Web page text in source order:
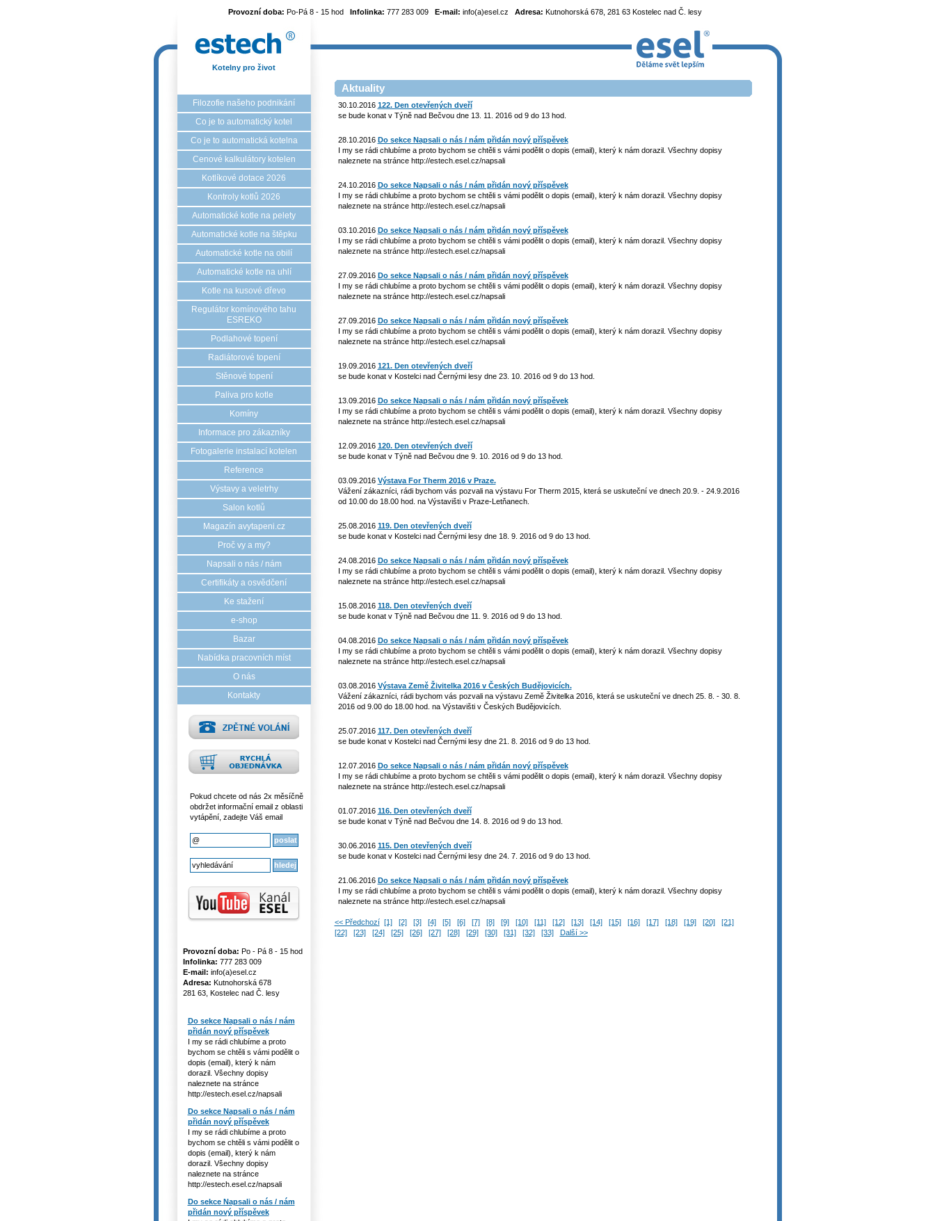
Provozní doba: Po-Pá 8 - 15 hod Infolinka: 777 283 009 E-mail: info(a)esel.cz Adresa: Kutnohorská 678, 281 63 Kostelec nad Č. lesy
Kotelny pro život
Filozofie našeho podnikání
Co je to automatický kotel
Co je to automatická kotelna
Cenové kalkulátory kotelen
Kotlíkové dotace 2026
Kontroly kotlů 2026
Automatické kotle na pelety
Automatické kotle na štěpku
Automatické kotle na obilí
Automatické kotle na uhlí
Kotle na kusové dřevo
Regulátor komínového tahu
ESREKO
Podlahové topení
Radiátorové topení
Stěnové topení
Paliva pro kotle
Komíny
Informace pro zákazníky
Fotogalerie instalací kotelen
Reference
Výstavy a veletrhy
Salon kotlů
Magazín avytapeni.cz
Proč vy a my?
Napsali o nás / nám
Certifikáty a osvědčení
Ke stažení
e-shop
Bazar
Nabídka pracovních míst
O nás
Kontakty
Pokud chcete od nás 2x měsíčně
obdržet informační email z oblasti
vytápění, zadejte Váš email
Provozní doba: Po - Pá 8 - 15 hod
Infolinka: 777 283 009
E-mail: info(a)esel.cz
Adresa: Kutnohorská 678
281 63, Kostelec nad Č. lesy
Do sekce Napsali o nás / nám
přidán nový příspěvek
I my se rádi chlubíme a proto
bychom se chtěli s vámi podělit o
dopis (email), který k nám
dorazil. Všechny dopisy
naleznete na stránce
http://estech.esel.cz/napsali
Do sekce Napsali o nás / nám
přidán nový příspěvek
I my se rádi chlubíme a proto
bychom se chtěli s vámi podělit o
dopis (email), který k nám
dorazil. Všechny dopisy
naleznete na stránce
http://estech.esel.cz/napsali
Do sekce Napsali o nás / nám
přidán nový příspěvek
Aktuality
30.10.2016 122. Den otevřených dveří
se bude konat v Týně nad Bečvou dne 13. 11. 2016 od 9 do 13 hod.
28.10.2016 Do sekce Napsali o nás / nám přidán nový příspěvek
I my se rádi chlubíme a proto bychom se chtěli s vámi podělit o dopis (email), který k nám dorazil. Všechny dopisy
naleznete na stránce http://estech.esel.cz/napsali
24.10.2016 Do sekce Napsali o nás / nám přidán nový příspěvek
I my se rádi chlubíme a proto bychom se chtěli s vámi podělit o dopis (email), který k nám dorazil. Všechny dopisy
naleznete na stránce http://estech.esel.cz/napsali
03.10.2016 Do sekce Napsali o nás / nám přidán nový příspěvek
I my se rádi chlubíme a proto bychom se chtěli s vámi podělit o dopis (email), který k nám dorazil. Všechny dopisy
naleznete na stránce http://estech.esel.cz/napsali
27.09.2016 Do sekce Napsali o nás / nám přidán nový příspěvek
I my se rádi chlubíme a proto bychom se chtěli s vámi podělit o dopis (email), který k nám dorazil. Všechny dopisy
naleznete na stránce http://estech.esel.cz/napsali
27.09.2016 Do sekce Napsali o nás / nám přidán nový příspěvek
I my se rádi chlubíme a proto bychom se chtěli s vámi podělit o dopis (email), který k nám dorazil. Všechny dopisy
naleznete na stránce http://estech.esel.cz/napsali
19.09.2016 121. Den otevřených dveří
se bude konat v Kostelci nad Černými lesy dne 23. 10. 2016 od 9 do 13 hod.
13.09.2016 Do sekce Napsali o nás / nám přidán nový příspěvek
I my se rádi chlubíme a proto bychom se chtěli s vámi podělit o dopis (email), který k nám dorazil. Všechny dopisy
naleznete na stránce http://estech.esel.cz/napsali
12.09.2016 120. Den otevřených dveří
se bude konat v Týně nad Bečvou dne 9. 10. 2016 od 9 do 13 hod.
03.09.2016 Výstava For Therm 2016 v Praze.
Vážení zákazníci, rádi bychom vás pozvali na výstavu For Therm 2015, která se uskuteční ve dnech 20.9. - 24.9.2016
od 10.00 do 18.00 hod. na Výstavišti v Praze-Letňanech.
25.08.2016 119. Den otevřených dveří
se bude konat v Kostelci nad Černými lesy dne 18. 9. 2016 od 9 do 13 hod.
24.08.2016 Do sekce Napsali o nás / nám přidán nový příspěvek
I my se rádi chlubíme a proto bychom se chtěli s vámi podělit o dopis (email), který k nám dorazil. Všechny dopisy
naleznete na stránce http://estech.esel.cz/napsali
15.08.2016 118. Den otevřených dveří
se bude konat v Týně nad Bečvou dne 11. 9. 2016 od 9 do 13 hod.
04.08.2016 Do sekce Napsali o nás / nám přidán nový příspěvek
I my se rádi chlubíme a proto bychom se chtěli s vámi podělit o dopis (email), který k nám dorazil. Všechny dopisy
naleznete na stránce http://estech.esel.cz/napsali
03.08.2016 Výstava Země Živitelka 2016 v Českých Budějovicích.
Vážení zákazníci, rádi bychom vás pozvali na výstavu Země Živitelka 2016, která se uskuteční ve dnech 25. 8. - 30. 8.
2016 od 9.00 do 18.00 hod. na Výstavišti v Českých Budějovicích.
25.07.2016 117. Den otevřených dveří
se bude konat v Kostelci nad Černými lesy dne 21. 8. 2016 od 9 do 13 hod.
12.07.2016 Do sekce Napsali o nás / nám přidán nový příspěvek
I my se rádi chlubíme a proto bychom se chtěli s vámi podělit o dopis (email), který k nám dorazil. Všechny dopisy
naleznete na stránce http://estech.esel.cz/napsali
01.07.2016 116. Den otevřených dveří
se bude konat v Týně nad Bečvou dne 14. 8. 2016 od 9 do 13 hod.
30.06.2016 115. Den otevřených dveří
se bude konat v Kostelci nad Černými lesy dne 24. 7. 2016 od 9 do 13 hod.
21.06.2016 Do sekce Napsali o nás / nám přidán nový příspěvek
I my se rádi chlubíme a proto bychom se chtěli s vámi podělit o dopis (email), který k nám dorazil. Všechny dopisy
naleznete na stránce http://estech.esel.cz/napsali
<< Předchozí [1] [2] [3] [4] [5] [6] [7] [8] [9] [10] [11] [12] [13] [14] [15] [16] [17] [18] [19] [20]
[21]
[22]
[23] [24] [25] [26] [27] [28] [29] [30] [31] [32] [33] Další >>